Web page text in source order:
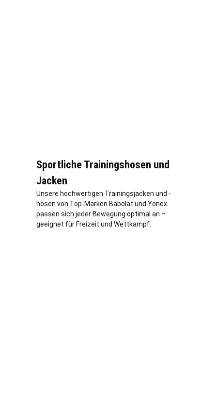
Sportliche Trainingshosen und
Jacken
Unsere hochwertigen Trainingsjacken und -
hosen von Top-Marken Babolat und Yonex
passen sich jeder Bewegung optimal an –
geeignet für Freizeit und Wettkampf.